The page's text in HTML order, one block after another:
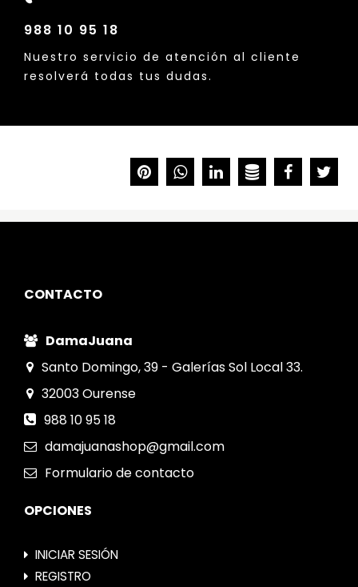
988 10 95 18
Nuestro servicio de atención al cliente
resolverá todas tus dudas.
CONTACTO
DamaJuana
Santo Domingo, 39 - Galerías Sol Local 33.
32003Ourense
988 10 95 18
damajuanashop@gmail.com
Formulariode contacto
OPCIONES
INICIAR SESIÓN
REGISTRO